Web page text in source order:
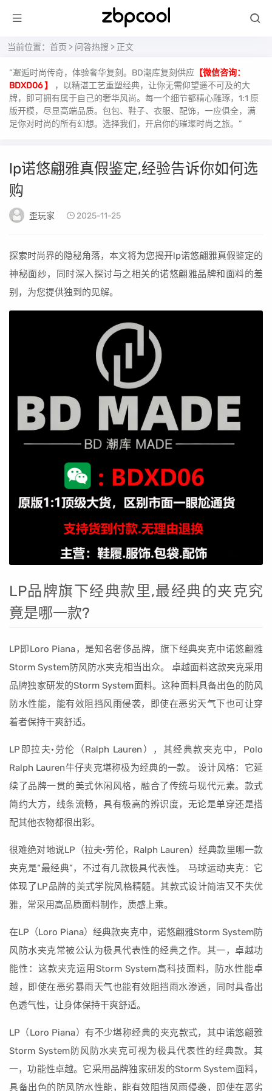
当前位置： 首页 > 问答热搜 > 正文
“邂逅时尚传奇，体验奢华复刻。BD潮库复刻供应 【微信咨询：
BDXD06 】
，以精湛工艺重塑经典，让你无需仰望遥不可及的大
牌，即可拥有属于自己的奢华风尚。每一个细节都精心雕琢，1:1 原
版开模，尽显高端品质。包包、鞋子、衣服、配饰，一应俱全，满
足你对时尚的所有幻想。选择我们，开启你的璀璨时尚之旅。”
lp诺悠翩雅真假鉴定,经验告诉你如何选
购
歪玩家 2025-11-25
探索时尚界的隐秘角落，本文将为您揭开lp诺悠翩雅真假鉴定的
神秘面纱，同时深入探讨与之相关的诺悠翩雅品牌和面料的差
别，为您提供独到的见解。
LP品牌旗下经典款里,最经典的夹克究
竟是哪一款?
LP即Loro Piana，是知名奢侈品牌，旗下经典夹克中诺悠翩雅
Storm System防风防水夹克相当出众。 卓越面料这款夹克采用
品牌独家研发的Storm System面料。这种面料具备出色的防风
防水性能，能有效阻挡风雨侵袭，即使在恶劣天气下也可让穿
着者保持干爽舒适。
LP即拉夫·劳伦（Ralph Lauren），其经典款夹克中，Polo
Ralph Lauren牛仔夹克堪称极为经典的一款。 设计风格：它延
续了品牌一贯的美式休闲风格，融合了传统与现代元素。款式
简约大方，线条流畅，具有极高的辨识度，无论是单穿还是搭
配其他衣物都很出彩。
很难绝对地说LP（拉夫·劳伦，Ralph Lauren）经典款里哪一款
夹克是“最经典”，不过有几款极具代表性。 马球运动夹克：它
体现了LP品牌的美式学院风格精髓。其款式设计简洁又不失优
雅，常采用高品质面料制作，质感上乘。
在LP（Loro Piana）经典款夹克中，诺悠翩雅Storm System防
风防水夹克常被公认为极具代表性的经典之作。其一，卓越功
能性：这款夹克运用Storm System高科技面料，防水性能卓
越，即使在恶劣暴雨天气也能有效阻挡雨水渗透，同时具备出
色透气性，让身体保持干爽舒适。
LP（Loro Piana）有不少堪称经典的夹克款式，其中诺悠翩雅
Storm System防风防水夹克可视为极具代表性的经典款。其
一，功能性卓越。它采用品牌独家研发的Storm System面料，
具备出色的防风防水性能，能有效阻挡风雨侵袭，即使在恶劣